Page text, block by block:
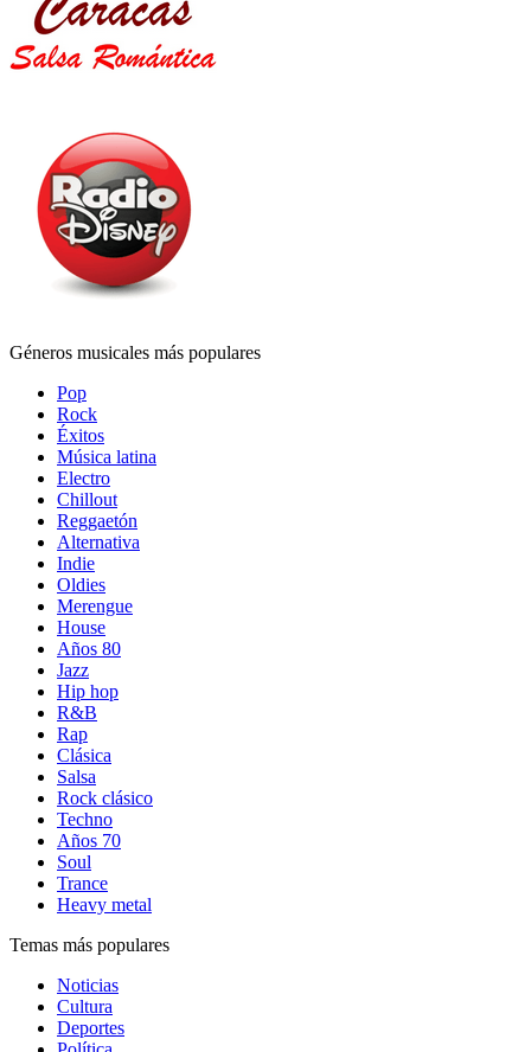
Géneros musicales más populares
Pop
Rock
Éxitos
Música latina
Electro
Chillout
Reggaetón
Alternativa
Indie
Oldies
Merengue
House
Años 80
Jazz
Hip hop
R&B
Rap
Clásica
Salsa
Rock clásico
Techno
Años 70
Soul
Trance
Heavy metal
Temas más populares
Noticias
Cultura
Deportes